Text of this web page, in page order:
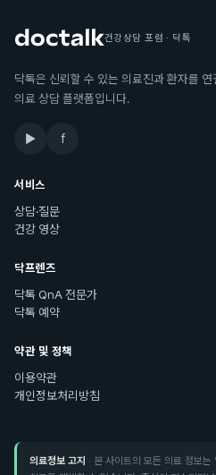
건강상담 포럼 · 닥톡
닥톡은 신뢰할 수 있는 의료진과 환자를
의료 상담 플랫폼입니다.
▶ f
서비스
상담·질문
건강 영상
닥프렌즈
닥톡 QnA 전문가
닥톡 예약
약관 및 정책
이용약관
개인정보처리방침
의료정보 고지 · 본 사이트의 모든 의료 정보